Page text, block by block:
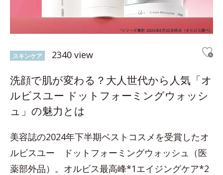
スキンケア 2340 view
洗顔で肌が変わる？大人世代から人気「オ
ルビスユー ドットフォーミングウォッシ
ュ」の魅力とは
美容誌の2024年下半期ベストコスメを受賞したオ
ルビスユー ドットフォーミングウォッシュ（医
薬部外品）。オルビス最高峰*1エイジングケア*2